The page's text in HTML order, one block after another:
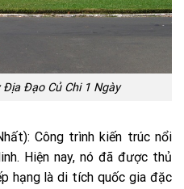
Đạo Củ Chi 1 Ngày
Công trình kiến trúc nổi
Hiện nay, nó đã được thủ
hạng là di tích quốc gia đặc